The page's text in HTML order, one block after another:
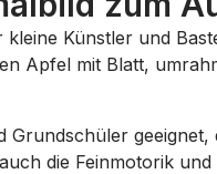
kleine Künstler und
Apfel mit Blatt,
die Feinmotorik